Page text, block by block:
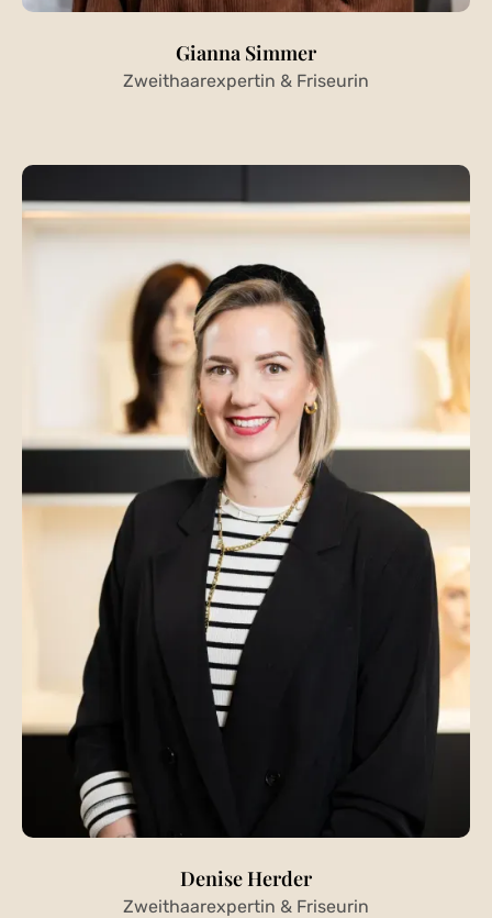
Gianna Simmer
Zweithaarexpertin & Friseurin
Denise Herder
Zweithaarexpertin & Friseurin